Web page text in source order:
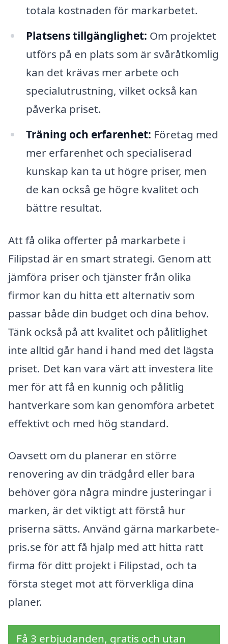
totala kostnaden för markarbetet.
Platsens tillgänglighet: Om projektet
utförs på en plats som är svåråtkomlig
kan det krävas mer arbete och
specialutrustning, vilket också kan
påverka priset.
Träning och erfarenhet: Företag med
mer erfarenhet och specialiserad
kunskap kan ta ut högre priser, men
de kan också ge högre kvalitet och
bättre resultat.
Att få olika offerter på markarbete i
Filipstad är en smart strategi. Genom att
jämföra priser och tjänster från olika
firmor kan du hitta ett alternativ som
passar både din budget och dina behov.
Tänk också på att kvalitet och pålitlighet
inte alltid går hand i hand med det lägsta
priset. Det kan vara värt att investera lite
mer för att få en kunnig och pålitlig
hantverkare som kan genomföra arbetet
effektivt och med hög standard.
Oavsett om du planerar en större
renovering av din trädgård eller bara
behöver göra några mindre justeringar i
marken, är det viktigt att förstå hur
priserna sätts. Använd gärna markarbete-
pris.se för att få hjälp med att hitta rätt
firma för ditt projekt i Filipstad, och ta
första steget mot att förverkliga dina
planer.
Få 3 erbjudanden, gratis och utan